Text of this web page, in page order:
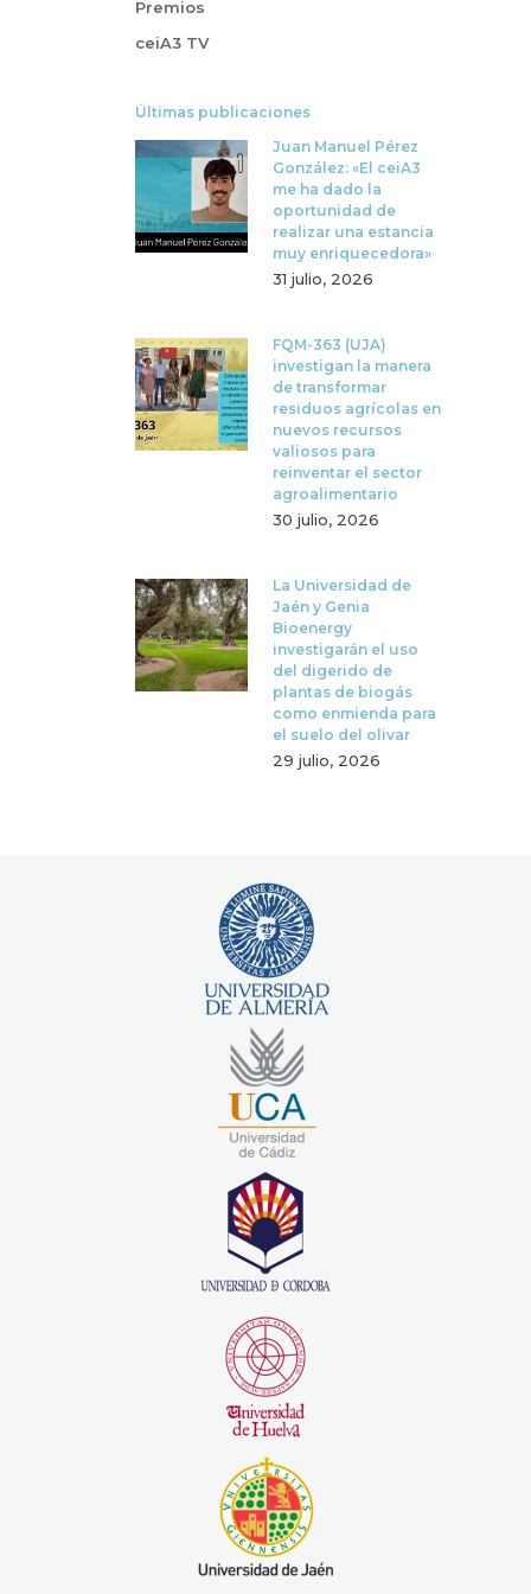
Premios
ceiA3 TV
Últimas publicaciones
Juan Manuel Pérez
González: «El ceiA3
me ha dado la
oportunidad de
realizar una estancia
muy enriquecedora»
31 julio, 2026
FQM-363 (UJA)
investigan la manera
de transformar
residuos agrícolas en
nuevos recursos
valiosos para
reinventar el sector
agroalimentario
30 julio, 2026
La Universidad de
Jaén y Genia
Bioenergy
investigarán el uso
del digerido de
plantas de biogás
como enmienda para
el suelo del olivar
29 julio, 2026